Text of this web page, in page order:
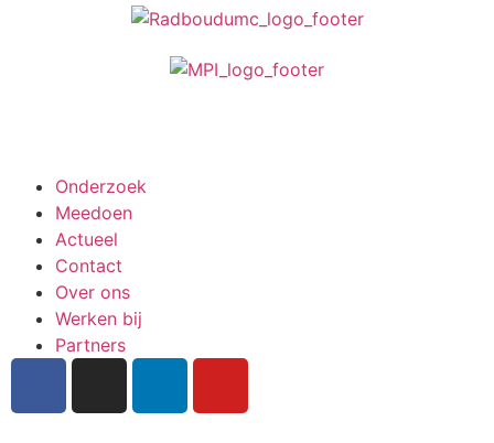
Onderzoek
Meedoen
Actueel
Contact
Over ons
Werken bij
Partners